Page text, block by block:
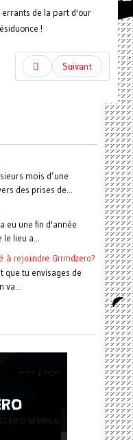
de la part d'our
!
Suivant
mois d’une
des prises de...
eu une fin d'année
lieu a...
rejoindre Grrrndzero?
que tu envisages de